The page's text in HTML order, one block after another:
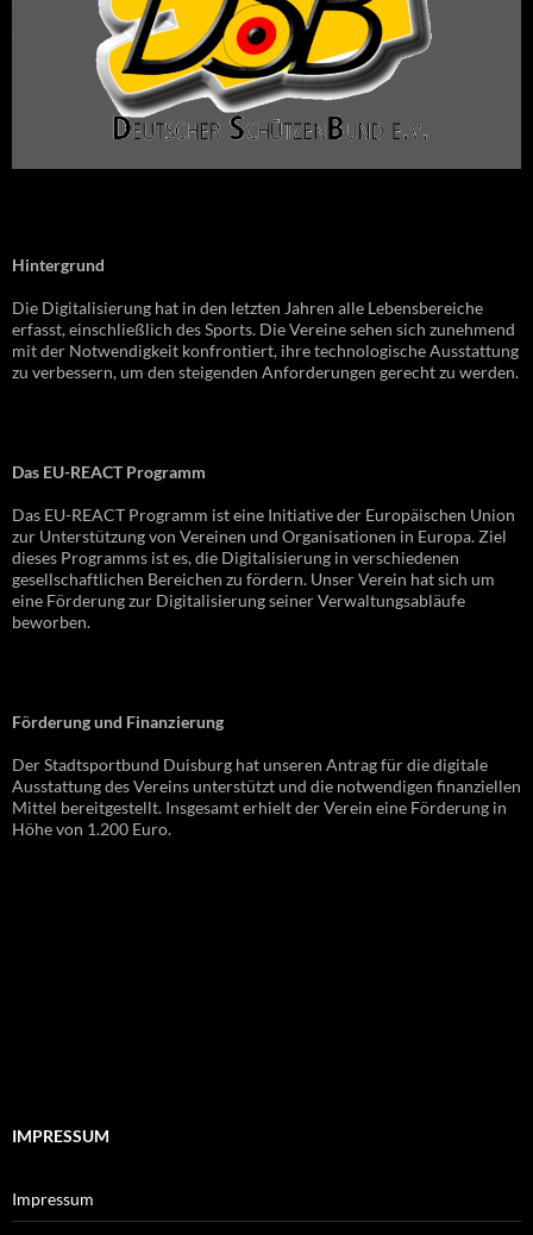
Hintergrund
Die Digitalisierung hat in den letzten Jahren alle Lebensbereiche
erfasst, einschließlich des Sports. Die Vereine sehen sich zunehmend
mit der Notwendigkeit konfrontiert, ihre technologische Ausstattung
zu verbessern, um den steigenden Anforderungen gerecht zu werden.
Das EU-REACT Programm
Das EU-REACT Programm ist eine Initiative der Europäischen Union
zur Unterstützung von Vereinen und Organisationen in Europa. Ziel
dieses Programms ist es, die Digitalisierung in verschiedenen
gesellschaftlichen Bereichen zu fördern. Unser Verein hat sich um
eine Förderung zur Digitalisierung seiner Verwaltungsabläufe
beworben.
Förderung und Finanzierung
Der Stadtsportbund Duisburg hat unseren Antrag für die digitale
Ausstattung des Vereins unterstützt und die notwendigen finanziellen
Mittel bereitgestellt. Insgesamt erhielt der Verein eine Förderung in
Höhe von 1.200 Euro.
IMPRESSUM
Impressum